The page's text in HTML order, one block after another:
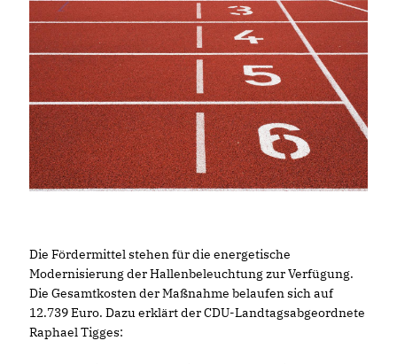
Die Fördermittel stehen für die energetische
Modernisierung der Hallenbeleuchtung zur Verfügung.
Die Gesamtkosten der Maßnahme belaufen sich auf
12.739 Euro. Dazu erklärt der CDU-Landtagsabgeordnete
Raphael Tigges: